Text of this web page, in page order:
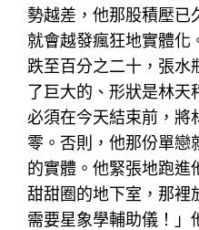
勢越差，他那股積壓已
就會越發瘋狂地實體化
跌至百分之二十，張水
了巨大的、形狀是林天
必須在今天結束前，將
零。否則，他那份單戀
的實體。他緊張地跑進
甜甜圈的地下室，那裡
需要星象學輔助儀！」